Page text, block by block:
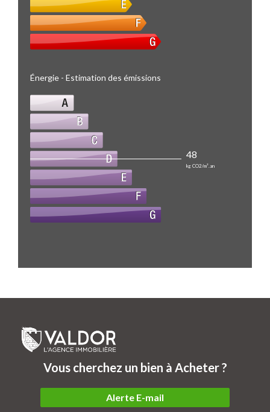
Énergie - Estimation des émissions
48
kg CO2/m².an
Vous cherchez un bien à Acheter ?
Alerte E-mail